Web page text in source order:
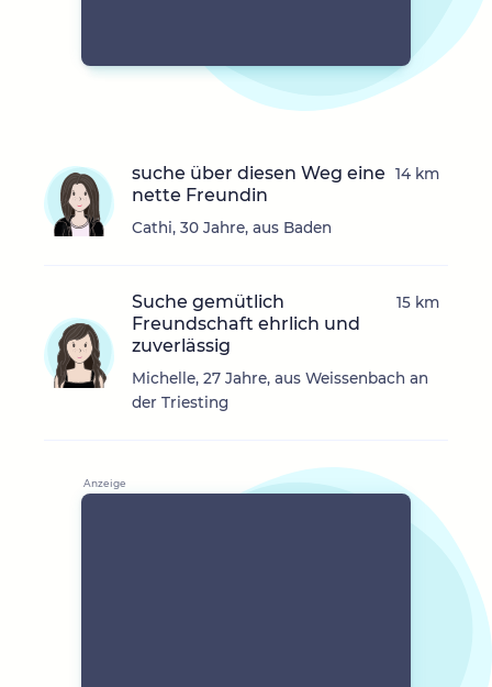
suche über diesen Weg eine
nette Freundin
Cathi, 30 Jahre, aus Baden
14 km
Suche gemütlich
Freundschaft ehrlich und
zuverlässig
Michelle, 27 Jahre, aus Weissenbach an
der Triesting
15 km